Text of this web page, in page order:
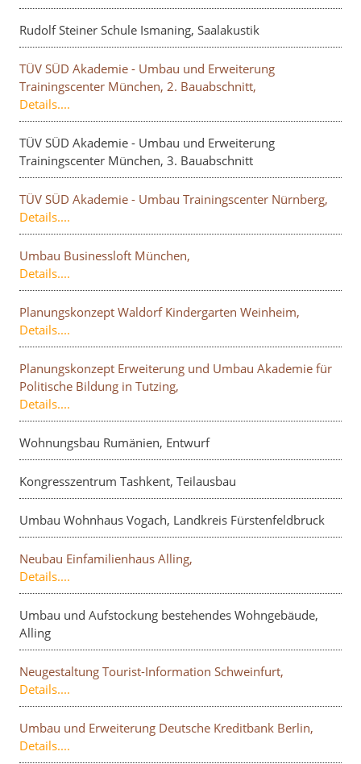
Rudolf Steiner Schule Ismaning, Saalakustik
TÜV SÜD Akademie - Umbau und Erweiterung
Trainingscenter München, 2. Bauabschnitt,
Details....
TÜV SÜD Akademie - Umbau und Erweiterung
Trainingscenter München, 3. Bauabschnitt
TÜV SÜD Akademie - Umbau Trainingscenter Nürnberg,
Details....
Umbau Businessloft München,
Details....
Planungskonzept Waldorf Kindergarten Weinheim,
Details....
Planungskonzept Erweiterung und Umbau Akademie für
Politische Bildung in Tutzing,
Details....
Wohnungsbau Rumänien, Entwurf
Kongresszentrum Tashkent, Teilausbau
Umbau Wohnhaus Vogach, Landkreis Fürstenfeldbruck
Neubau Einfamilienhaus Alling,
Details....
Umbau und Aufstockung bestehendes Wohngebäude,
Alling
Neugestaltung Tourist-Information Schweinfurt,
Details....
Umbau und Erweiterung Deutsche Kreditbank Berlin,
Details....